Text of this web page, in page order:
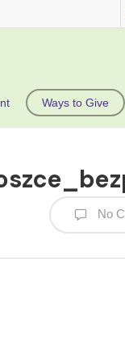
Ways to Give
No